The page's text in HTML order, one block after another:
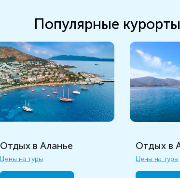
Популярные
Отдых в Аланье
Цены на туры
Отдых в
Цены на туры